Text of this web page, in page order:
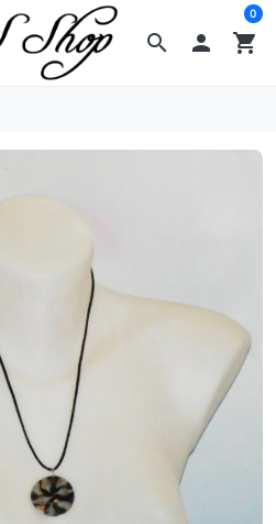
search  shopping_cart
0